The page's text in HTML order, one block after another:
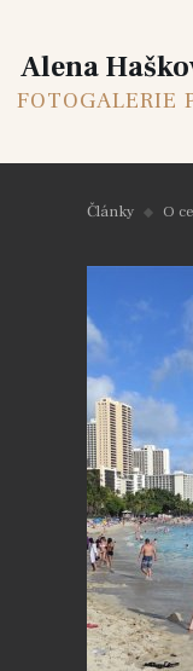
Alena
FOTOGALERIE
Články O